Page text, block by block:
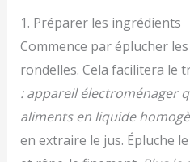
1. Préparer les ingrédients
Commence par éplucher
rondelles. Cela facilitera le
: appareil électroménager
aliments en liquide
en extraire le jus. Épluche